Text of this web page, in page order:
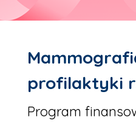
profilaktyki
Program